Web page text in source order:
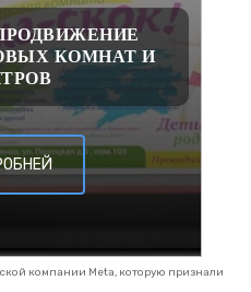
КОМНАТ И
компании Meta, которую признали